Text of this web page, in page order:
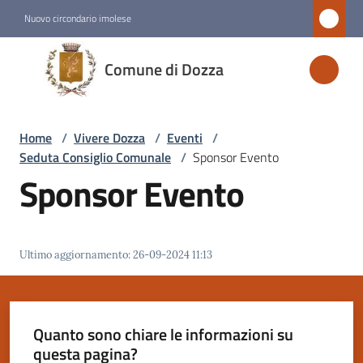
Nuovo circondario imolese
Comune di Dozza
Comune
di
Dozza
Novità
Servizi
Vivere
Dozza
Menu selezionato
Home / Vivere Dozza / Eventi /
Seduta Consiglio Comunale / Sponsor Evento
Sponsor Evento
Ultimo aggiornamento:26-09-2024 11:13
Quanto sono chiare le informazioni su
questa pagina?